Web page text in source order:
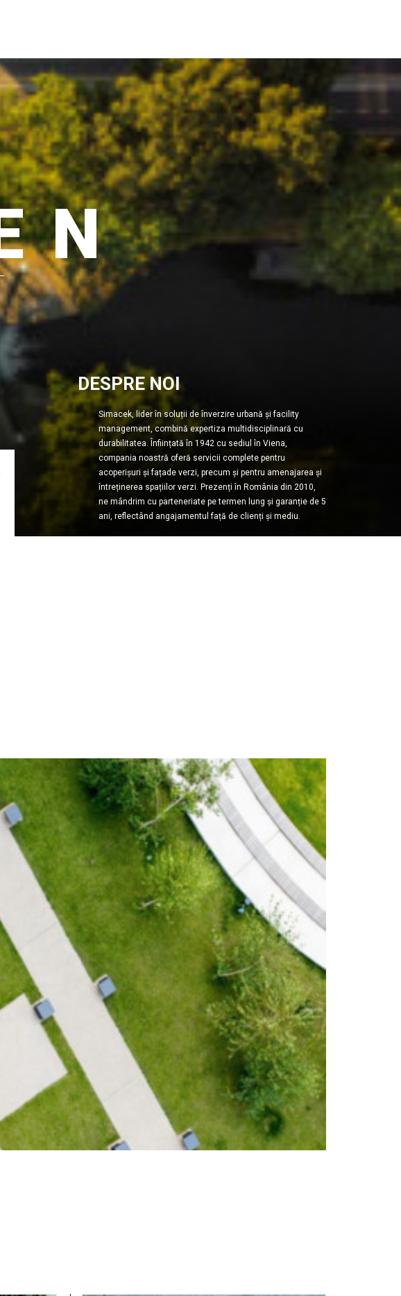
DESPRE NOI
Simacek, lider în soluții de înverzire urbană și facility
management, combină expertiza multidisciplinară cu
durabilitatea. Înființată în 1942 cu sediul în Viena,
compania noastră oferă servicii complete pentru
acoperișuri și fațade verzi, precum și pentru amenajarea și
întreținerea spațiilor verzi. Prezenți în România din 2010,
ne mândrim cu parteneriate pe termen lung și garanție de 5
ani, reflectând angajamentul față de clienți și mediu.